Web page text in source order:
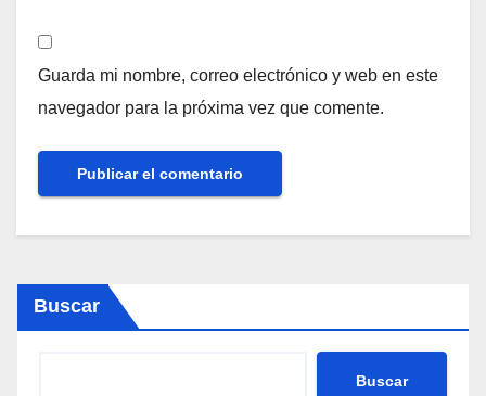
Guarda mi nombre, correo electrónico y web en este
navegador para la próxima vez que comente.
Buscar
Buscar